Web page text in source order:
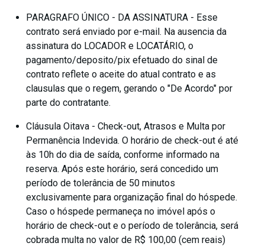
PARAGRAFO ÚNICO - DA ASSINATURA - Esse
contrato será enviado por e-mail. Na ausencia da
assinatura do LOCADOR e LOCATÁRIO, o
pagamento/deposito/pix efetuado do sinal de
contrato reflete o aceite do atual contrato e as
clausulas que o regem, gerando o "De Acordo" por
parte do contratante.
Cláusula Oitava - Check-out, Atrasos e Multa por
Permanência Indevida. O horário de check-out é até
às 10h do dia de saída, conforme informado na
reserva. Após este horário, será concedido um
período de tolerância de 50 minutos
exclusivamente para organização final do hóspede.
Caso o hóspede permaneça no imóvel após o
horário de check-out e o período de tolerância, será
cobrada multa no valor de R$ 100,00 (cem reais)